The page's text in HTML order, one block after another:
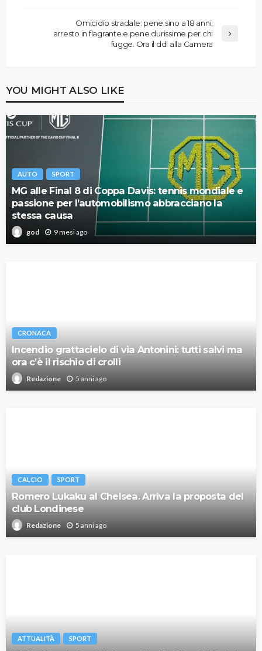
Omicidio stradale: pene sino a 18 anni,
arresto in flagrante e pene durissime per chi
fugge. Ora il ddl alla Camera
YOU MIGHT ALSO LIKE
AUTO SPORT
MG alle Final 8 di Coppa Davis: tennis mondiale e
passione per l’automobilismo abbracciano la
stessa causa
god 9 mesi ago
CRONACA
Incendio grattacielo di via Antonini: tutti salvi ma
ora c’è il rischio di crolli
Redazione 5 anni ago
CALCIO SPORT
Romero Lukaku al Chelsea. Arriva la proposta del
club Londinese
Redazione 5 anni ago
ATTUALITÀ SPORT